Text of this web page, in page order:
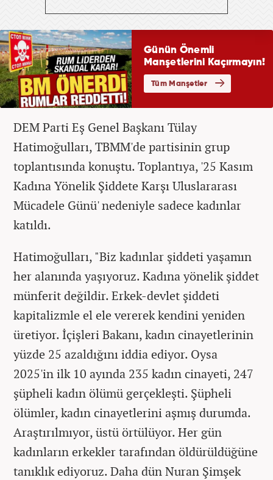
DEM Parti Eş Genel Başkanı Tülay
Hatimoğulları, TBMM'de partisinin grup
toplantısında konuştu. Toplantıya, '25 Kasım
Kadına Yönelik Şiddete Karşı Uluslararası
Mücadele Günü' nedeniyle sadece kadınlar
katıldı.
Hatimoğulları, "Biz kadınlar şiddeti yaşamın
her alanında yaşıyoruz. Kadına yönelik şiddet
münferit değildir. Erkek-devlet şiddeti
kapitalizmle el ele vererek kendini yeniden
üretiyor. İçişleri Bakanı, kadın cinayetlerinin
yüzde 25 azaldığını iddia ediyor. Oysa
2025'in ilk 10 ayında 235 kadın cinayeti, 247
şüpheli kadın ölümü gerçekleşti. Şüpheli
ölümler, kadın cinayetlerini aşmış durumda.
Araştırılmıyor, üstü örtülüyor. Her gün
kadınların erkekler tarafından öldürüldüğüne
tanıklık ediyoruz. Daha dün Nuran Şimşek